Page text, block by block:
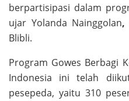
berpartisipasi dalam
ujar Yolanda Nainggolan
Blibli.
Program Gowes Berbagi
Indonesia ini telah
pesepeda, yaitu 310